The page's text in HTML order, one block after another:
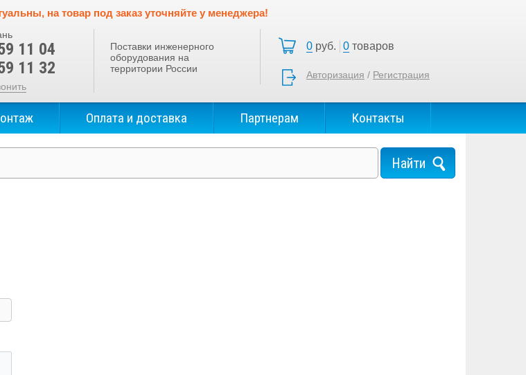
на товар под заказ уточняйте у менеджера!
11 04
11 32
Поставки инженерного
оборудования на
территории России
0 руб. 0 товаров
Авторизация / Регистрация
Оплата и доставка Партнерам Контакты